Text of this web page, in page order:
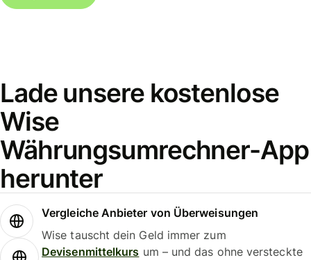
Lade unsere kostenlose
Wise
Währungsumrechner-App
herunter
Vergleiche Anbieter von Überweisungen
Wise tauscht dein Geld immer zum
Devisenmittelkurs um – und das ohne versteckte